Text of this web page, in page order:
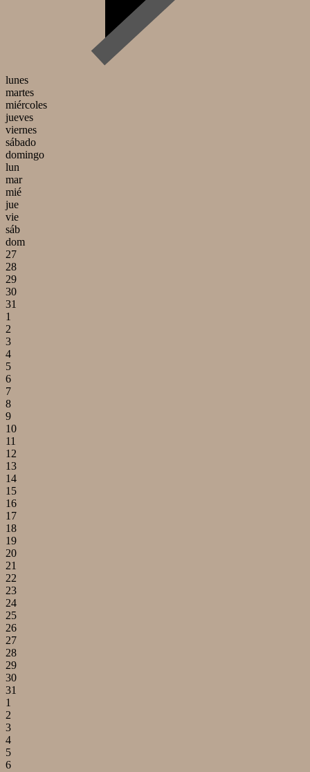
lunes
martes
miércoles
jueves
viernes
sábado
domingo
lun
mar
mié
jue
vie
sáb
dom
27
28
29
30
31
1
2
3
4
5
6
7
8
9
10
11
12
13
14
15
16
17
18
19
20
21
22
23
24
25
26
27
28
29
30
31
1
2
3
4
5
6